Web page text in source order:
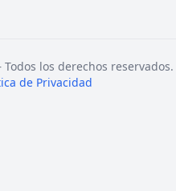
los derechos reservados.
de Privacidad